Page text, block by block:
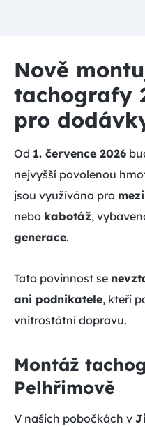
Nově
tachografy
pro
Od 1. července 2026
nejvyšší povolenou
jsou využívána pro
nebo kabotáž,
generace.
Tato povinnost se
ani podnikatele, kteří
vnitrostátní dopravu.
Montáž
Pelhřimově
V našich pobočkách v